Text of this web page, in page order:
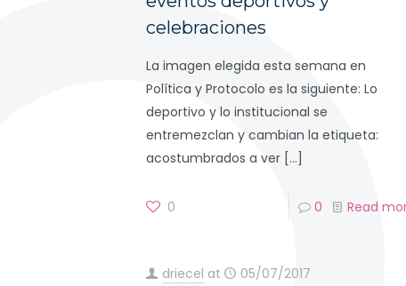
celebraciones
La imagen elegida esta semana en
Política y Protocolo es la siguiente: Lo
deportivo y lo institucional se
entremezclan y cambian la etiqueta:
acostumbrados a ver[…]
0 0 Read
driecel at 05/07/2017